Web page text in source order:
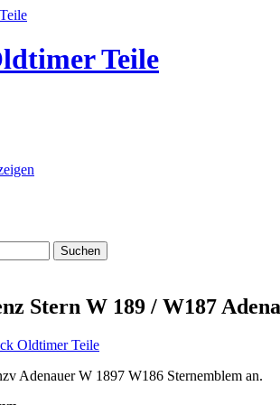
Teile
Stern W 189 / W187
Oldtimer Teile
Adenauer W 1897 W186 Sternemblem an.